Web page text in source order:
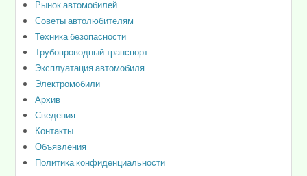
Рынок автомобилей
Советы автолюбителям
Техника безопасности
Трубопроводный транспорт
Эксплуатация автомобиля
Электромобили
Архив
Сведения
Контакты
Объявления
Политика конфиденциальности